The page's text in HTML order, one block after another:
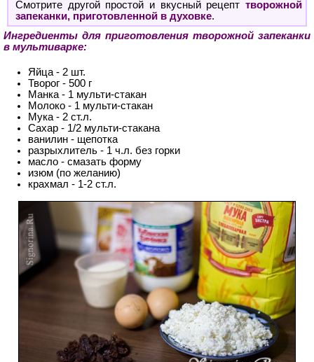
Смотрите другой простой и вкусный рецепт творожной
запеканки, приготовленной в духовке.
Ингредиенты для приготовления творожной запеканки
в мультиварке:
Яйца - 2 шт.
Творог - 500 г
Манка - 1 мульти-стакан
Молоко - 1 мульти-стакан
Мука - 2 ст.л.
Сахар - 1/2 мульти-стакана
ванилин - щепотка
разрыхлитель - 1 ч.л. без горки
масло - смазать форму
изюм (по желанию)
крахмал - 1-2 ст.л.